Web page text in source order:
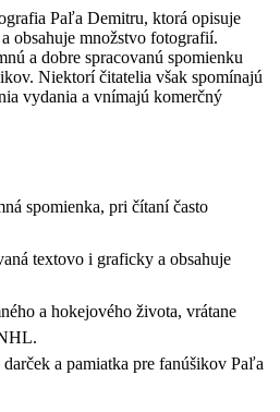
Paľa Demitru, ktorá opisuje
obsahuje množstvo fotografií.
a dobre spracovanú spomienku
Niektorí čitatelia však spomínajú
vydania a vnímajú komerčný
spomienka, pri čítaní často
textovo i graficky a obsahuje
a hokejového života, vrátane
a pamiatka pre fanúšikov Paľa